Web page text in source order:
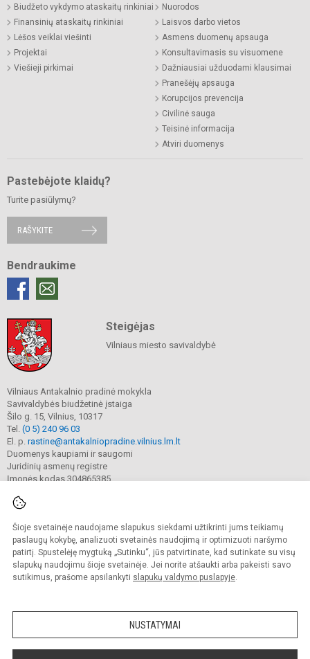
Šioje svetainėje naudojame slapukus siekdami užtikrinti jums teikiamų
paslaugų kokybę, analizuoti svetainės naudojimą ir optimizuoti naršymo
patirtį. Spustelėję mygtuką „Sutinku“, jūs patvirtinate, kad sutinkate su visų
slapukų naudojimu šioje svetainėje. Jei norite atšaukti arba pakeisti savo
sutikimus, prašome apsilankyti slapukų valdymo puslapyje.
NUSTATYMAI
Biudžeto vykdymo ataskaitų rinkiniai
Finansinių ataskaitų rinkiniai
Lėšos veiklai viešinti
Projektai
Viešieji pirkimai
Nuorodos
Laisvos darbo vietos
Asmens duomenų apsauga
Konsultavimasis su visuomene
Dažniausiai užduodami klausimai
Pranešėjų apsauga
Korupcijos prevencija
Civilinė sauga
Teisinė informacija
Atviri duomenys
Pastebėjote klaidų?
Turite pasiūlymų?
RAŠYKITE
Bendraukime
Steigėjas
Vilniaus miesto savivaldybė
Vilniaus Antakalnio pradinė mokykla
Savivaldybės biudžetinė įstaiga
Šilo g. 15, Vilnius, 10317
Tel. (0 5) 240 96 03
El. p. rastine@antakalniopradine.vilnius.lm.lt
Duomenys kaupiami ir saugomi
Juridinių asmenų registre
Įmonės kodas 304865385
© 2023. Vilniaus Antakalnio pradinė mokykla. Visos teisės saugomos.
Kopijuoti turinį be raštiško gimnazijos sutikimo griežtai draudžiama.
Prieinamumo paraiška Slapukų valdymas
Sumanus būdas atnaujinti